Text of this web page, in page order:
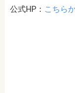
公式HP： こちら